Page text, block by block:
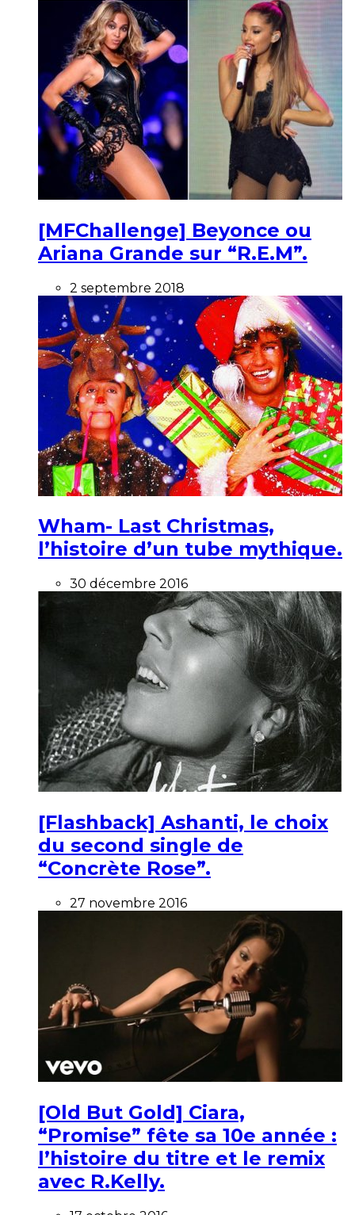
[MFChallenge] Beyonce ou
Ariana Grande sur “R.E.M”.
2 septembre 2018
Wham- Last Christmas,
l’histoire d’un tube mythique.
30 décembre 2016
[Flashback] Ashanti, le choix
du second single de
“Concrète Rose”.
27 novembre 2016
[Old But Gold] Ciara,
“Promise” fête sa 10e année :
l’histoire du titre et le remix
avec R.Kelly.